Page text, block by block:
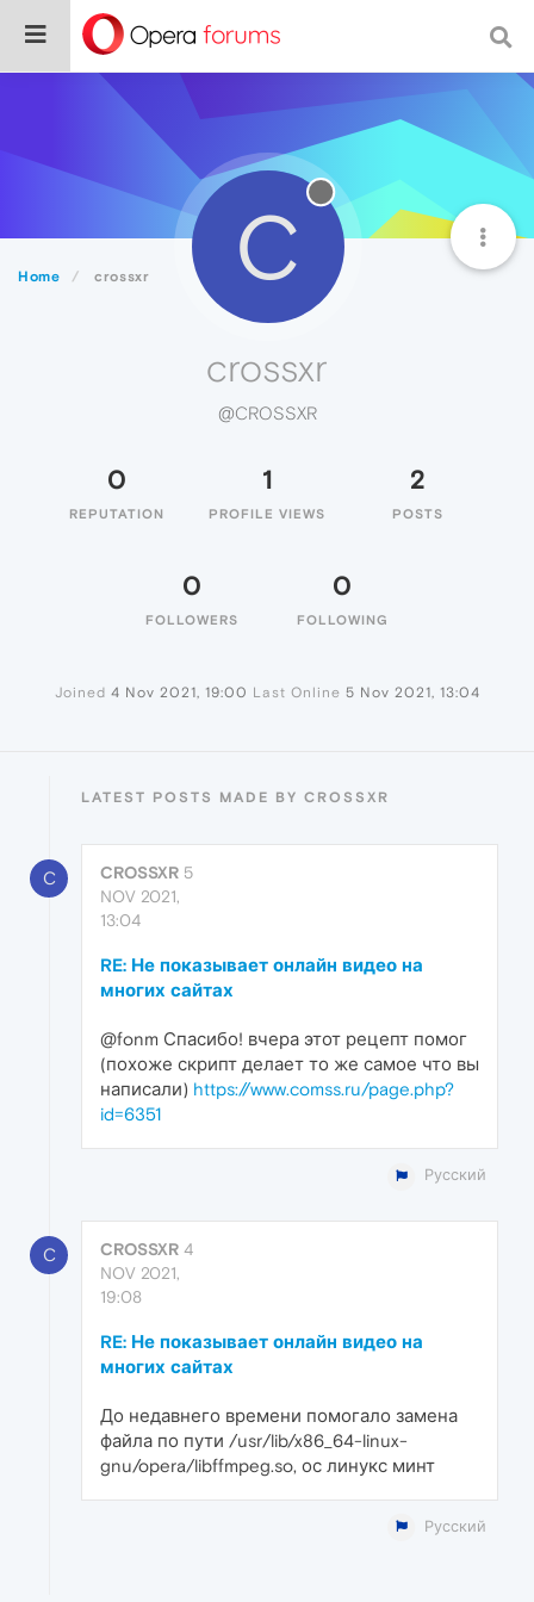
Home crossxr C
crossxr
@CROSSXR
0
REPUTATION
1
PROFILE VIEWS
2
POSTS
0
FOLLOWERS
0
FOLLOWING
Joined 4 Nov 2021, 19:00 Last Online 5 Nov 2021, 13:04
LATEST POSTS MADE BY CROSSXR
C CROSSXR 5
NOV 2021,
13:04
RE: Не показывает онлайн видео на
многих сайтах
@fonm Спасибо! вчера этот рецепт помог
(похоже скрипт делает то же самое что вы
написали) https://www.comss.ru/page.php?
id=6351
Русский
C CROSSXR 4
NOV 2021,
19:08
RE: Не показывает онлайн видео на
многих сайтах
До недавнего времени помогало замена
файла по пути /usr/lib/x86_64-linux-
gnu/opera/libffmpeg.so, ос линукс минт
Русский